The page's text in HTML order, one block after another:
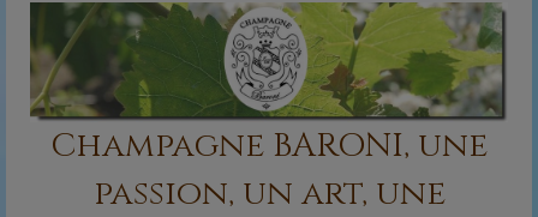
Champagne BARONI, une
passion, un art, une